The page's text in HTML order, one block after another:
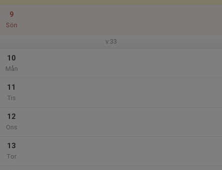
9
Sön
v.33
10
Mån
11
Tis
12
Ons
13
Tor